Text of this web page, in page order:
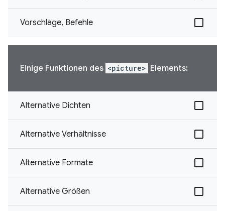
Vorschläge, Befehle
Einige Funktionen des <picture> Elements:
Alternative Dichten
Alternative Verhältnisse
Alternative Formate
Alternative Größen